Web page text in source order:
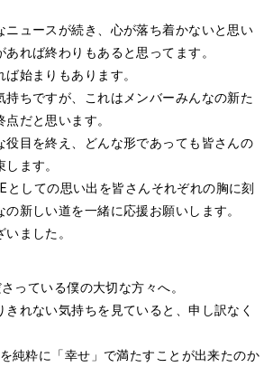
ニュースが続き、心が落ち着かないと思い
あれば終わりもあると思ってます。
始まりもあります。
持ちですが、これはメンバーみんなの新た
だと思います。
役目を終え、どんな形であっても皆さんの
ます。
としての思い出を皆さんそれぞれの胸に刻
新しい道を一緒に応援お願いします。
ました。
っている僕の大切な方々へ。
きれない気持ちを見ていると、申し訳なく
純粋に「幸せ」で満たすことが出来たのか